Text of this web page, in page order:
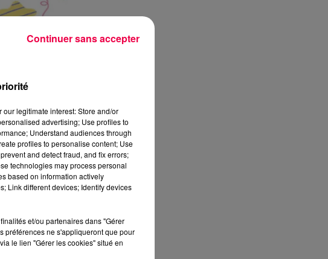
legitimate interest: Store and/or
advertising; Use profiles to
Understand audiences through
profiles to personalise content; Use
and detect fraud, and fix errors;
technologies may process personal
based on information actively
Link different devices; Identify devices
et/ou partenaires dans "Gérer
préférences ne s'appliqueront que pour
le lien "Gérer les cookies" situé en
Continuer sans accepter